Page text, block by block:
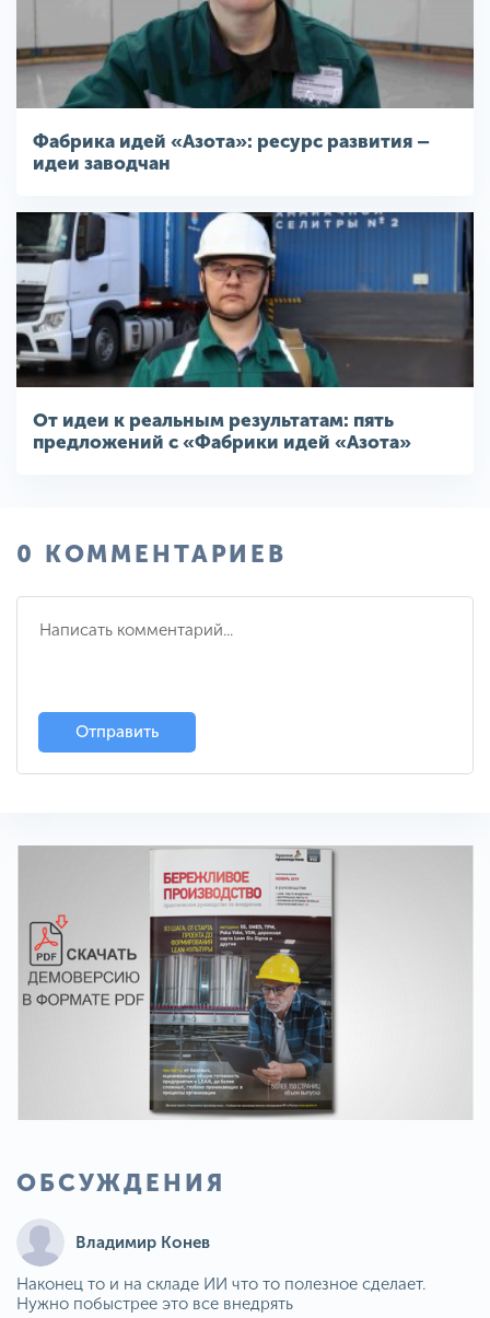
Фабрика идей «Азота»: ресурс развития –
идеи заводчан
От идеи к реальным результатам: пять
предложений с «Фабрики идей «Азота»
0 КОММЕНТАРИЕВ
Отправить
ОБСУЖДЕНИЯ
Владимир Конев
Наконец то и на складе ИИ что то полезное сделает.
Нужно побыстрее это все внедрять